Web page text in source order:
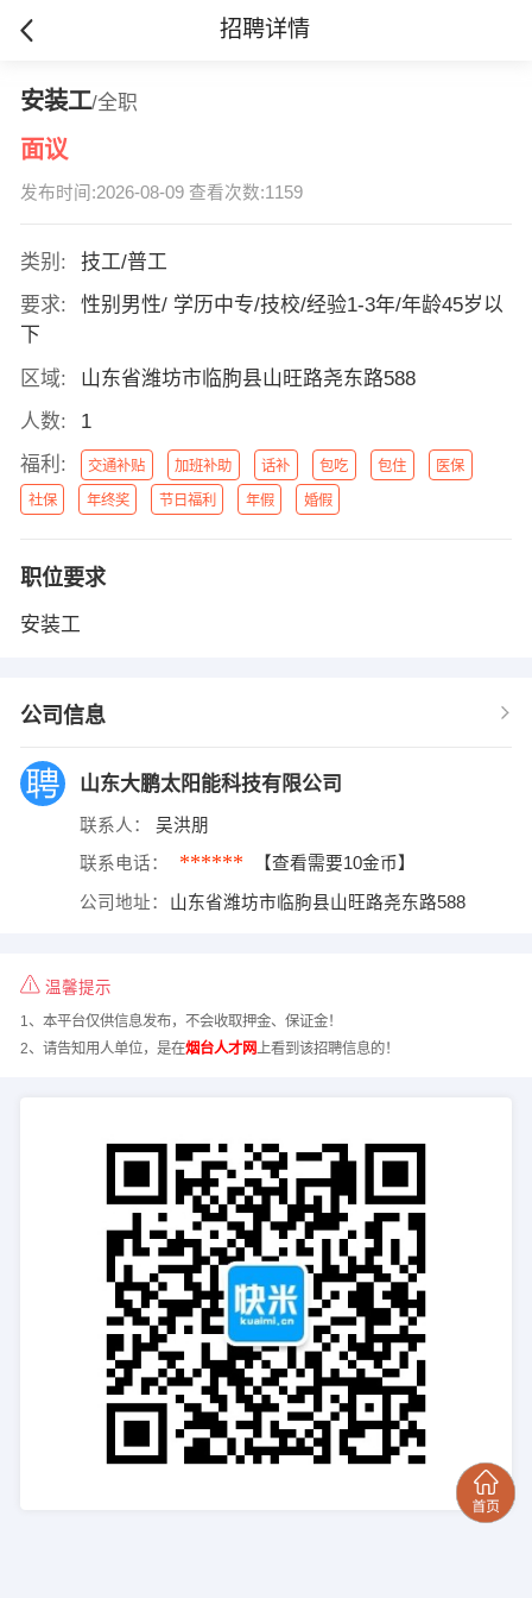
招聘详情
安装工/全职
面议
发布时间:2026-08-09 查看次数:1159
类别:
技工/普工
要求:
性别男性/ 学历中专/技校/经验1-3年/年龄45岁以
下
区域:
山东省潍坊市临朐县山旺路尧东路588
人数:
1
福利:
交通补贴 加班补助 话补 包吃 包住 医保
社保 年终奖 节日福利 年假 婚假
职位要求
安装工
公司信息
山东大鹏太阳能科技有限公司
联系人： 吴洪朋
联系电话： ****** 【查看需要10金币】
公司地址： 山东省潍坊市临朐县山旺路尧东路588
温馨提示
1、本平台仅供信息发布，不会收取押金、保证金！
2、请告知用人单位，是在烟台人才网 上看到该招聘信息的！